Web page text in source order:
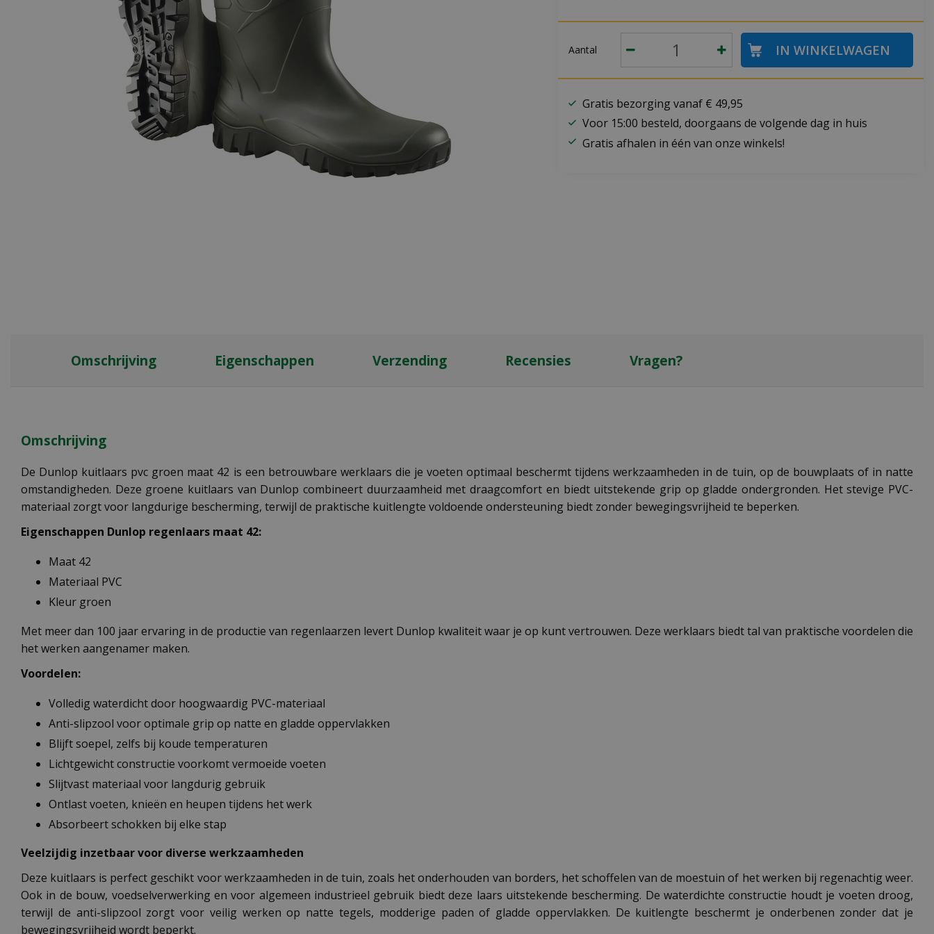
Aantal
Gratis bezorging vanaf € 49,95
Voor 15:00 besteld, doorgaans de volgende dag in huis
Gratis afhalen in één van onze winkels!
Omschrijving Eigenschappen Verzending Recensies Vragen?
Omschrijving
De Dunlop kuitlaars pvc groen maat 42 is een betrouwbare werklaars die je voeten optimaal beschermt tijdens werkzaamheden in de tuin, op de bouwplaats of in natte
omstandigheden. Deze groene kuitlaars van Dunlop combineert duurzaamheid met draagcomfort en biedt uitstekende grip op gladde ondergronden. Het stevige PVC-
materiaal zorgt voor langdurige bescherming, terwijl de praktische kuitlengte voldoende ondersteuning biedt zonder bewegingsvrijheid te beperken.
Eigenschappen Dunlop regenlaars maat 42:
Maat 42
Materiaal PVC
Kleur groen
Met meer dan 100 jaar ervaring in de productie van regenlaarzen levert Dunlop kwaliteit waar je op kunt vertrouwen. Deze werklaars biedt tal van praktische voordelen die
het werken aangenamer maken.
Voordelen:
Volledig waterdicht door hoogwaardig PVC-materiaal
Anti-slipzool voor optimale grip op natte en gladde oppervlakken
Blijft soepel, zelfs bij koude temperaturen
Lichtgewicht constructie voorkomt vermoeide voeten
Slijtvast materiaal voor langdurig gebruik
Ontlast voeten, knieën en heupen tijdens het werk
Absorbeert schokken bij elke stap
Veelzijdig inzetbaar voor diverse werkzaamheden
Deze kuitlaars is perfect geschikt voor werkzaamheden in de tuin, zoals het onderhouden van borders, het schoffelen van de moestuin of het werken bij regenachtig weer.
Ook in de bouw, voedselverwerking en voor algemeen industrieel gebruik biedt deze laars uitstekende bescherming. De waterdichte constructie houdt je voeten droog,
terwijl de anti-slipzool zorgt voor veilig werken op natte tegels, modderige paden of gladde oppervlakken. De kuitlengte beschermt je onderbenen zonder dat je
bewegingsvrijheid wordt beperkt.